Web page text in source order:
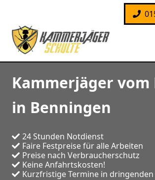
Kammerjäger vom
in Benningen
24 Stunden Notdienst
Faire Festpreise für alle Arbeiten
Preise nach Verbraucherschutz
Keine Anfahrtskosten!
Kurzfristige Termine in dringenden